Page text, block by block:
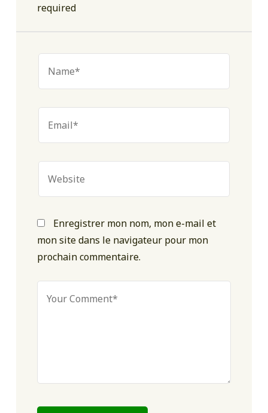
required
Enregistrer mon nom, mon e-mail et
mon site dans le navigateur pour mon
prochain commentaire.